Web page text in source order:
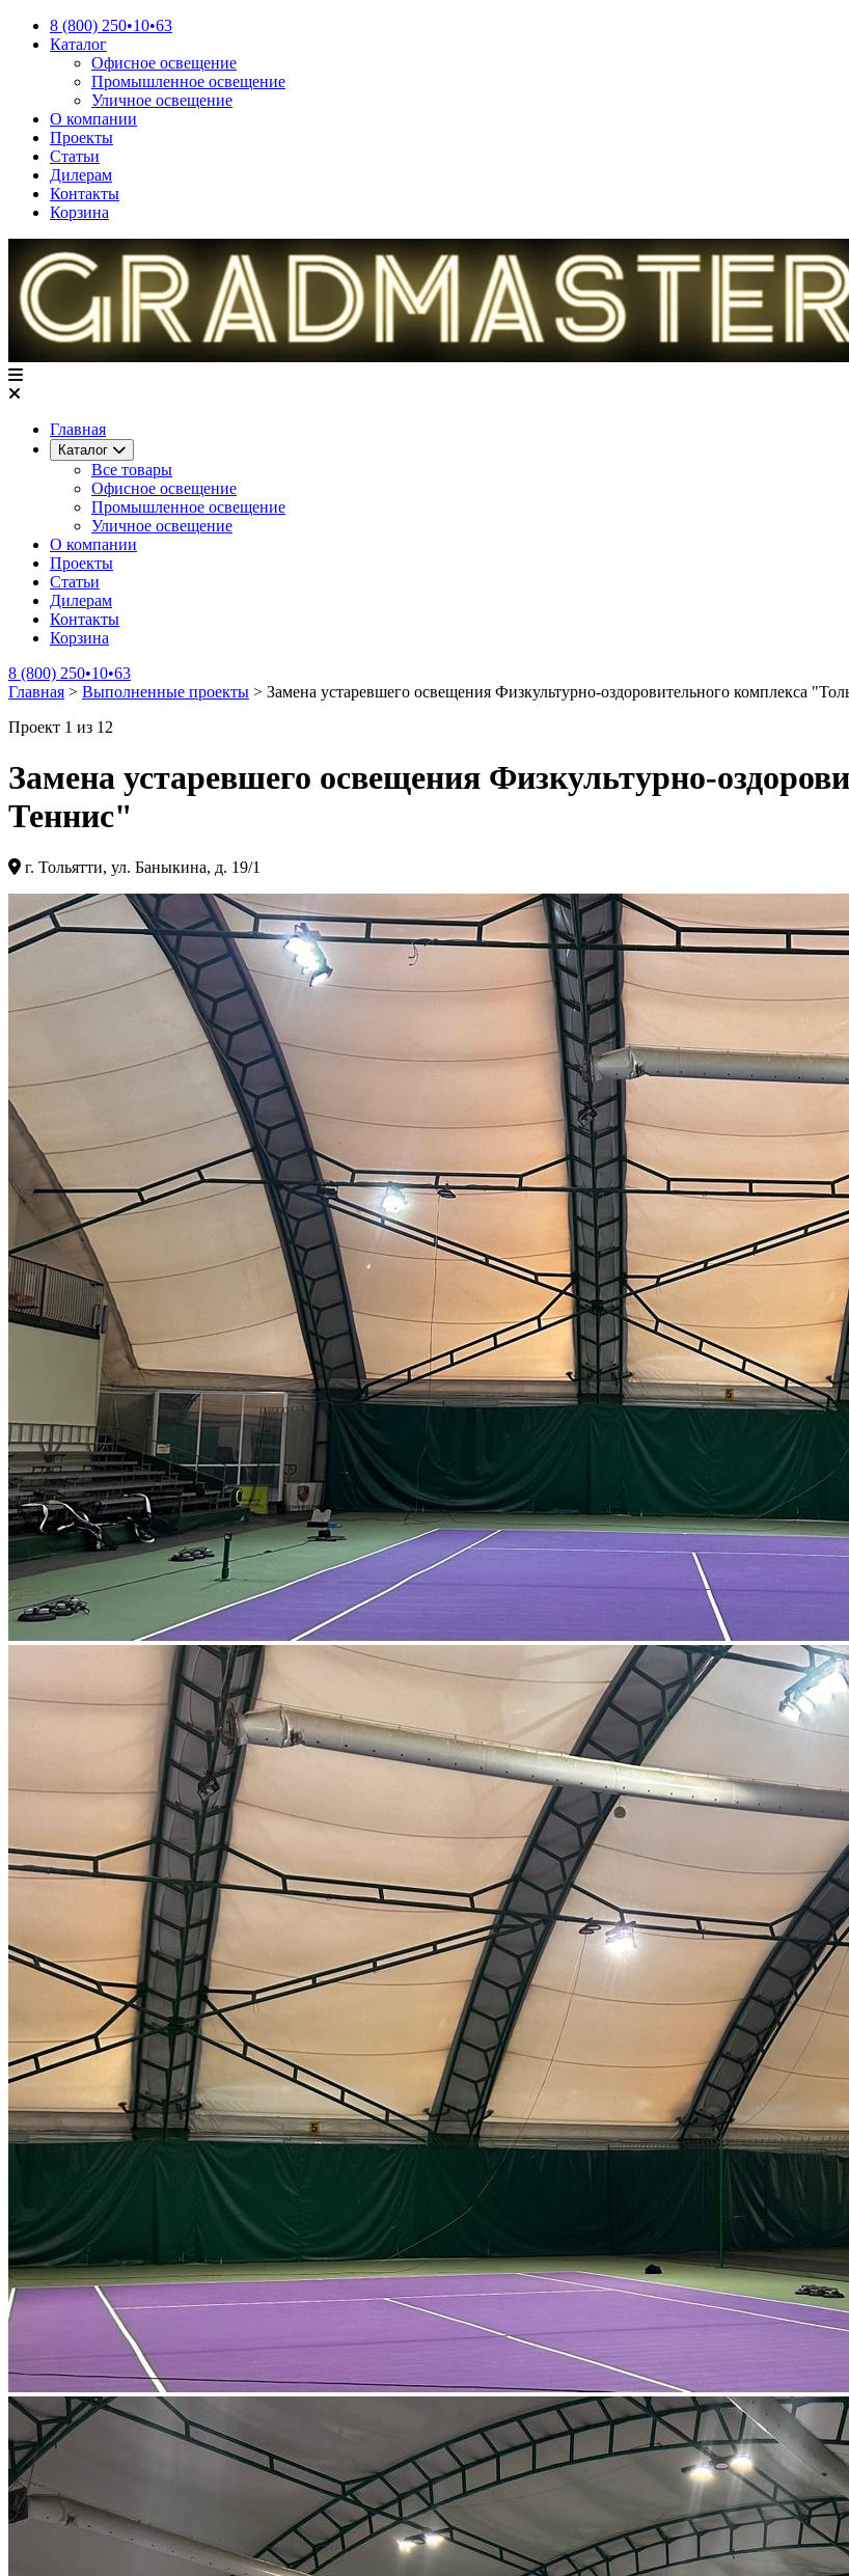
8 (800) 250•10•63
Каталог
Офисное освещение
Промышленное освещение
Уличное освещение
О компании
Проекты
Статьи
Дилерам
Контакты
Корзина
Главная
Каталог
Все товары
Офисное освещение
Промышленное освещение
Уличное освещение
О компании
Проекты
Статьи
Дилерам
Контакты
Корзина
8 (800) 250•10•63
Главная > Выполненные проекты > Замена устаревшего освещения Физкультурно-оздоровительного комплекса
Проект 1 из 12
Замена устаревшего освещения Физкультурно-
Теннис"
г. Тольятти, ул. Баныкина, д. 19/1